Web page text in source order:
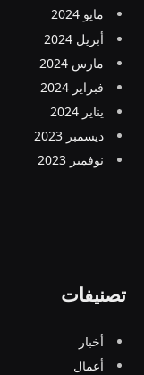
مايو 2024
أبريل 2024
مارس 2024
فبراير 2024
يناير 2024
ديسمبر 2023
نوفمبر 2023
تصنيفات
أخبار
أعمال